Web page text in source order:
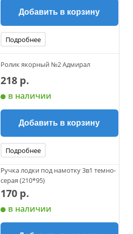
Добавить в корзину
Подробнее
Ролик якорный №2 Адмирал
218 р.
в наличии
Добавить в корзину
Подробнее
Ручка лодки под намотку 3в1 темно-
серая (210*95)
170 р.
в наличии